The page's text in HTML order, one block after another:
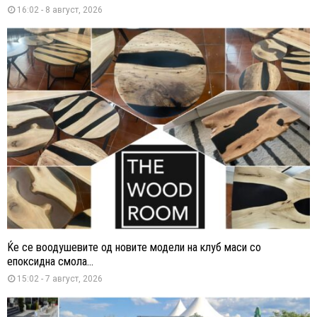
16:02 - 8 август, 2026
Ќе се воодушевите од новите модели на клуб маси со
епоксидна смола...
15:02 - 7 август, 2026